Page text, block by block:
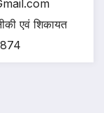
एवं शिकायत